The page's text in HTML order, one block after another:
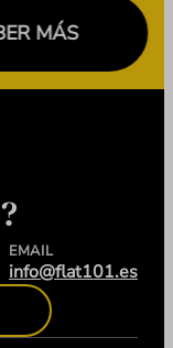
EMAIL
info@flat101.es